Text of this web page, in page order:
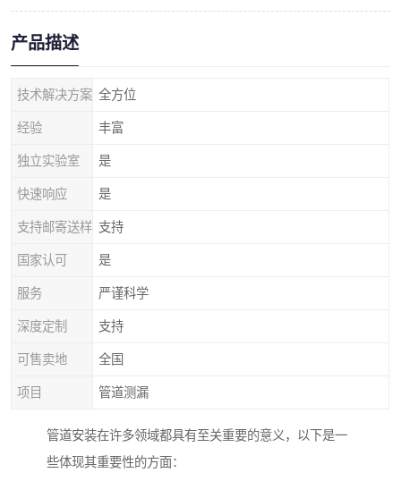
产品描述
技术解决方案 全方位
经验 丰富
独立实验室 是
快速响应 是
支持邮寄送样 支持
国家认可 是
服务 严谨科学
深度定制 支持
可售卖地 全国
项目 管道测漏
管道安装在许多领域都具有至关重要的意义，以下是一
些体现其重要性的方面：